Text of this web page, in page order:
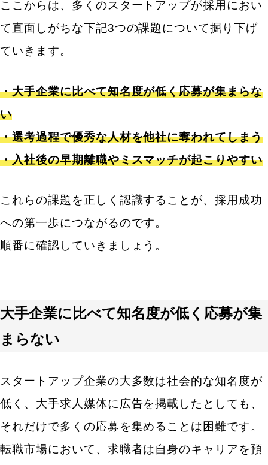
採用のプロに依頼する人材紹介（エージェント）
採用代行（RPO）サービスでリソース不足を解消す
会社のビジョンや事業の将来性を積極的に発信する
伝える
ブログやSNSで日々の活動を発信しファンを増やす
ル
社内外の関係者を巻き込む調整力
ここからは、多くのスタートアップが採用におい
て直面しがちな下記3つの課題について掘り下げ
ていきます。
・大手企業に比べて知名度が低く応募が集まらな
い
・選考過程で優秀な人材を他社に奪われてしまう
・入社後の早期離職やミスマッチが起こりやすい
これらの課題を正しく認識することが、採用成功
への第一歩につながるのです。
順番に確認していきましょう。
大手企業に比べて知名度が低く応募が集
まらない
スタートアップ企業の大多数は社会的な知名度が
低く、大手求人媒体に広告を掲載したとしても、
それだけで多くの応募を集めることは困難です。
転職市場において、求職者は自身のキャリアを預